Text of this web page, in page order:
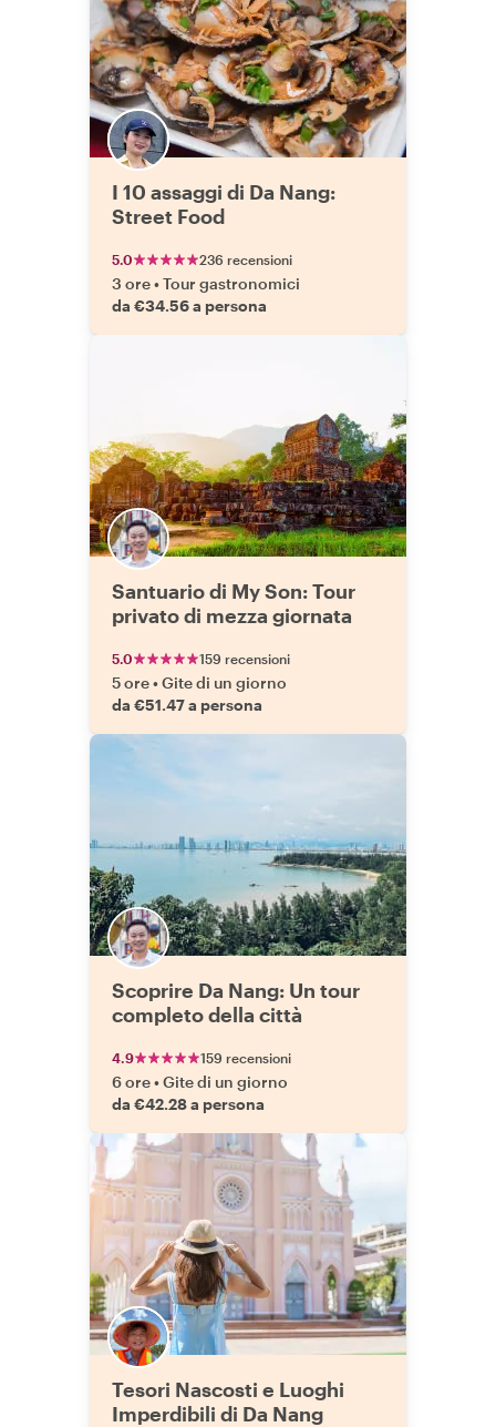
I 10 assaggi di Da Nang:
Street Food
5.0 236 recensioni
3 ore•Tour gastronomici
da €34.56 a persona
Santuario di My Son: Tour
privato di mezza giornata
5.0 159 recensioni
5 ore•Gite di un giorno
da €51.47 a persona
Scoprire Da Nang: Un tour
completo della città
4.9 159 recensioni
6 ore•Gite di un giorno
da €42.28 a persona
Tesori Nascosti e Luoghi
Imperdibili di Da Nang